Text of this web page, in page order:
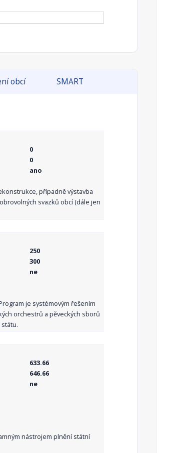
obcí SMART
0
0
ano
případně výstavba
svazků obcí (dále jen
250
300
ne
je systémovým řešením
orchestrů a pěveckých sborů
633.66
646.66
ne
nástrojem plnění státní